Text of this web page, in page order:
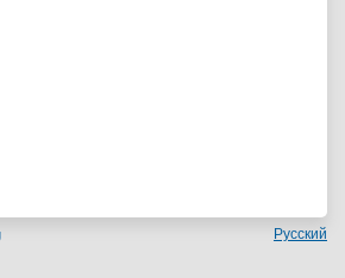
Русский